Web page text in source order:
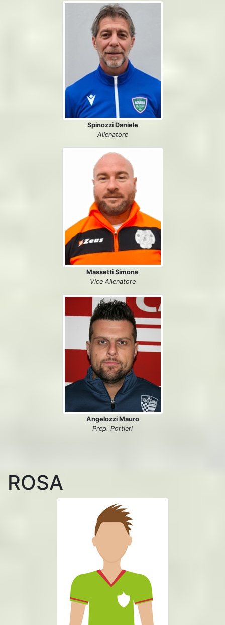
Spinozzi Daniele
Allenatore
Massetti Simone
Vice Allenatore
Angelozzi Mauro
Prep. Portieri
ROSA